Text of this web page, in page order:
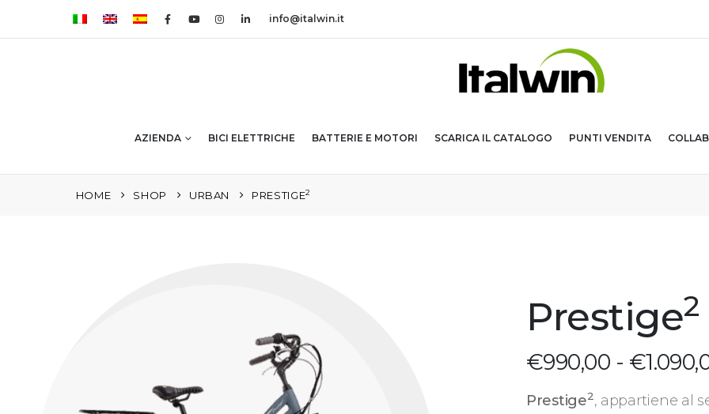
info@italwin.it
AZIENDA BICI ELETTRICHE BATTERIE E MOTORI SCARICA IL CATALOGO PUNTI VENDITA
HOME SHOP URBAN PRESTIGE2
Prestige2
€990,00 - €
Prestige2, appartiene al